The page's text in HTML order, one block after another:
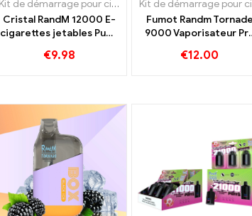
,Cigarettes
Kit de démarrage pour cigarette électronique ,
Cristal RandM 12000 E-
cigarettes jetables Puffs
€9.98
Fumot Randm Tornade
9000 Vaporisateur
€12.00